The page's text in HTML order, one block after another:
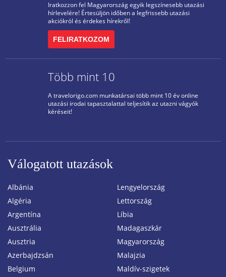
Iratkozzon fel Magyarország egyik legszínesebb utazási
hírlevelére! Értesüljön időben a legfrissebb utazási
akciókról és érdekes hírekről!
FELIRATKOZOM
Több mint 10
A travelorigo.com munkatársai több mint 10 év online
utazási irodai tapasztalattal teljesítik az utazni vágyók
kéréseit!
Válogatott utazások
Albánia
Algéria
Argentína
Ausztrália
Ausztria
Azerbajdzsán
Belgium
Lengyelország
Lettország
Líbia
Madagaszkár
Magyarország
Malajzia
Maldív-szigetek